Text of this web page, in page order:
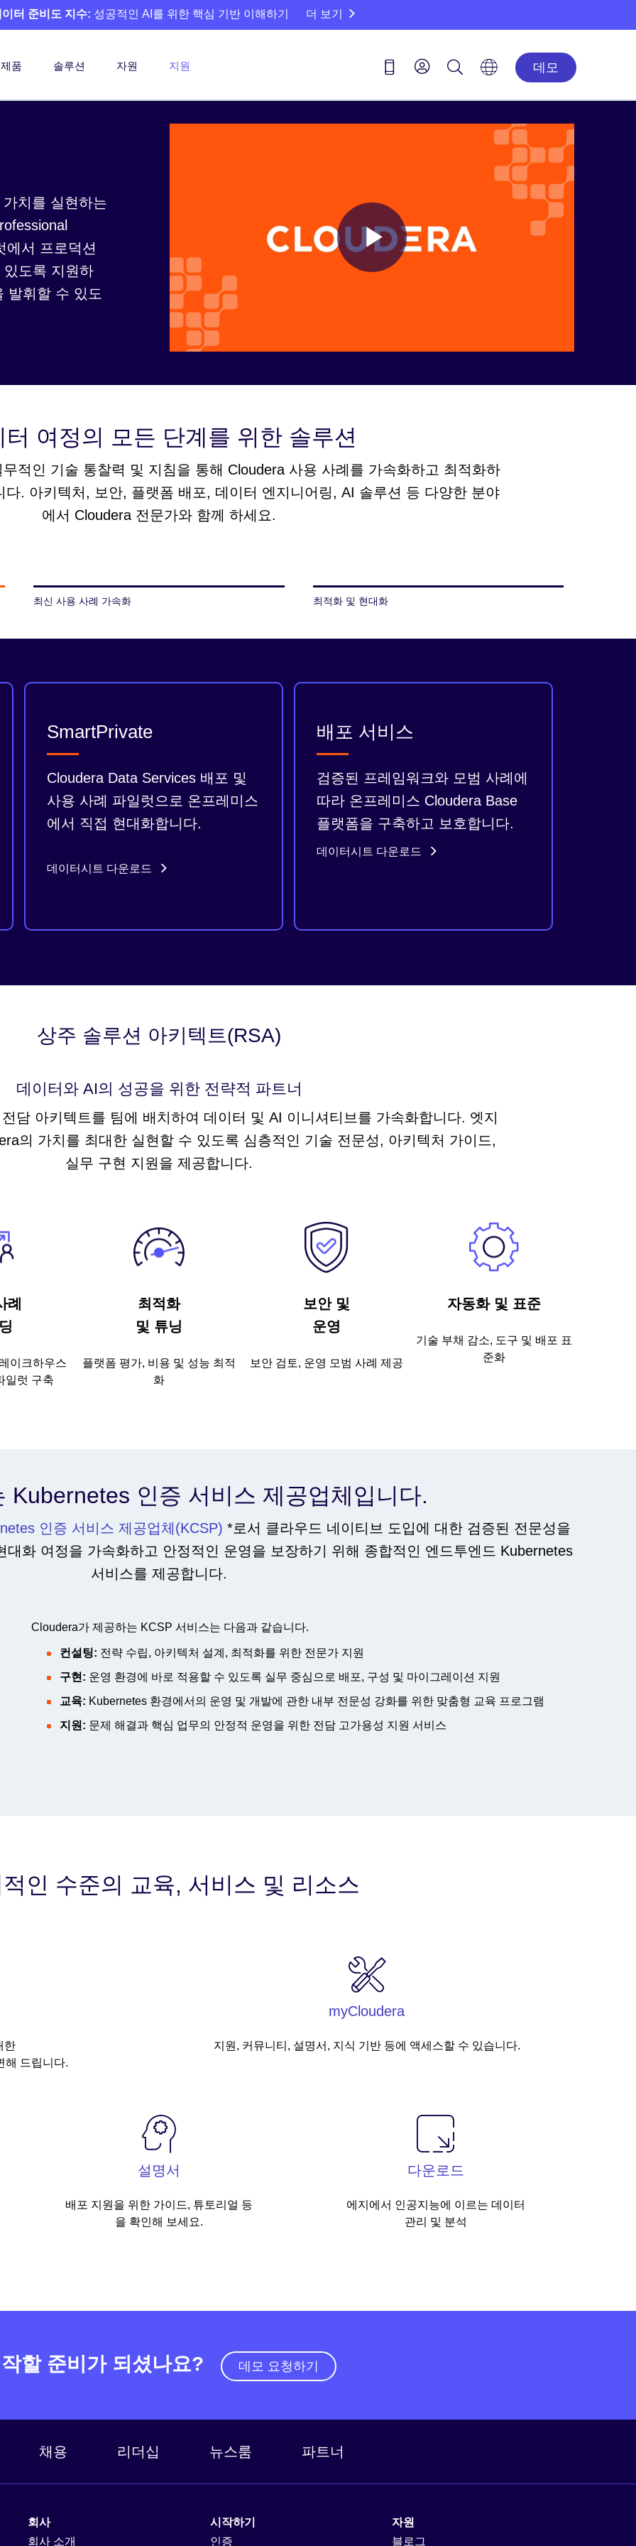
터 준비도 지수: 성공적인 AI를 위한 핵심 기반 이해하기 더 보기
제품 솔루션 자원 지원 데모
치를 실현하는
에서 프로덕션
도록 지원하
발휘할 수 있도
Play
Video
터 여정의 모든 단계를 위한 솔루션
적인 기술 통찰력 및 지침을 통해 Cloudera 사용 사례를 가속화하고 최적화하
. 아키텍처, 보안, 플랫폼 배포, 데이터 엔지니어링, AI 솔루션 등 다양한 분야
에서 Cloudera 전문가와 함께 하세요.
최신 사용 사례 가속화 최적화 및 현대화
SmartPrivate
Cloudera Data Services 배포 및
사용 사례 파일럿으로 온프레미스
에서 직접 현대화합니다.
데이터시트 다운로드
배포 서비스
검증된 프레임워크와 모범 사례에
따라 온프레미스 Cloudera Base
플랫폼을 구축하고 보호합니다.
데이터시트 다운로드
상주 솔루션 아키텍트(RSA)
데이터와 AI의 성공을 위한 전략적 파트너
담 아키텍트를 팀에 배치하여 데이터 및 AI 이니셔티브를 가속화합니다. 엣지
의 가치를 최대한 실현할 수 있도록 심층적인 기술 전문성, 아키텍처 가이드,
실무 구현 지원을 제공합니다.
례
이크하우스
일럿 구축
최적화
및 튜닝
플랫폼 평가, 비용 및 성능 최적
화
보안 및
운영
보안 검토, 운영 모범 사례 제공
자동화 및 표준
기술 부채 감소, 도구 및 배포 표
준화
Kubernetes 인증 서비스 제공업체입니다.
인증 서비스 제공업체(KCSP) *로서 클라우드 네이티브 도입에 대한 검증된 전문성을
화 여정을 가속화하고 안정적인 운영을 보장하기 위해 종합적인 엔드투엔드 Kubernetes
서비스를 제공합니다.
Cloudera가 제공하는 KCSP 서비스는 다음과 같습니다.
컨설팅: 전략 수립, 아키텍처 설계, 최적화를 위한 전문가 지원
구현: 운영 환경에 바로 적용할 수 있도록 실무 중심으로 배포, 구성 및 마이그레이션 지원
교육: Kubernetes 환경에서의 운영 및 개발에 관한 내부 전문성 강화를 위한 맞춤형 교육 프로그램
지원: 문제 해결과 핵심 업무의 안정적 운영을 위한 전담 고가용성 지원 서비스
인 수준의 교육, 서비스 및 리소스
한
해 드립니다.
myCloudera
지원, 커뮤니티, 설명서, 지식 기반 등에 액세스할 수 있습니다.
설명서
배포 지원을 위한 가이드, 튜토리얼 등
을 확인해 보세요.
다운로드
에지에서 인공지능에 이르는 데이터
관리 및 분석
할 준비가 되셨나요? 데모 요청하기
채용 리더십 뉴스룸 파트너
회사
회사 소개
시작하기
인증
자원
블로그